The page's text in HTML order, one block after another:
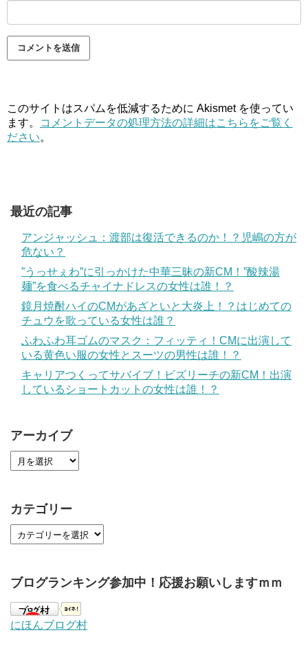
このサイトはスパムを低減するために Akismet を使ってい
ます。
コメントデータの処理方法の詳細はこちらをご覧く
ださい。
最近の記事
アンジャッシュ：渡部は復活できるのか！？児嶋の方が
危ない？
”うっせぇわ”に引っかけた中華三昧の新CM！”酸辣湯
麺”を食べるチャイナドレスの女性は誰！？
鏡月焼酎ハイのCMがあざといと大炎上！？はじめての
チュウを歌っている女性は誰？
ふわふわ耳ゴムのマスク：フィッティ！CMに出演して
いる黄色い服の女性とスーツの男性は誰！？
キャリアつくってサバイブ！ビズリーチの新CM！出演
しているショートカットの女性は誰！？
アーカイブ
カテゴリー
ブログランキング参加中！応援お願いしますｍｍ
にほんブログ村